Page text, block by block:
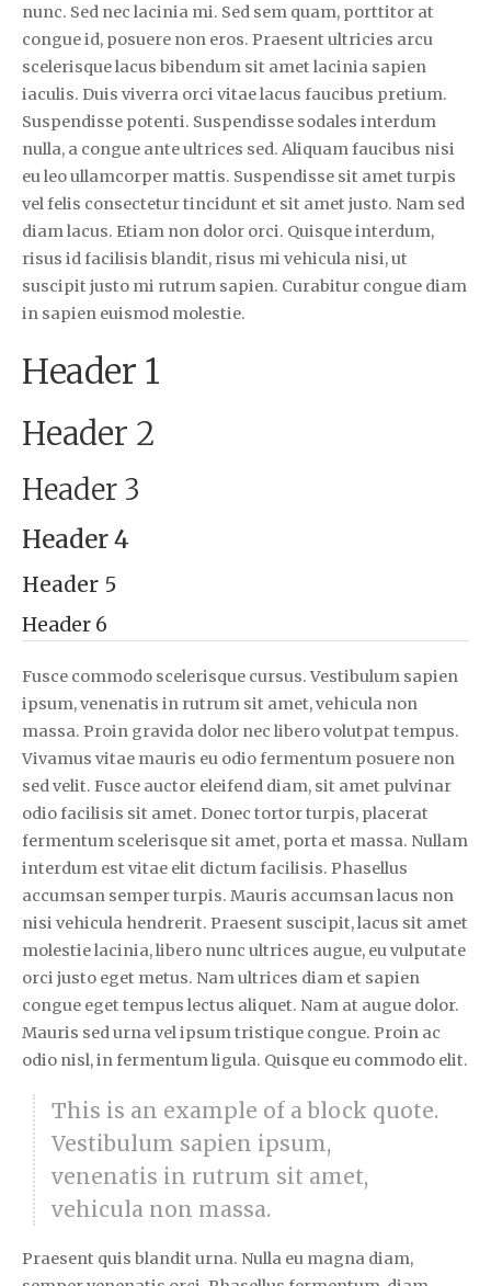
nunc. Sed nec lacinia mi. Sed sem quam, porttitor at
congue id, posuere non eros. Praesent ultricies arcu
scelerisque lacus bibendum sit amet lacinia sapien
iaculis. Duis viverra orci vitae lacus faucibus pretium.
Suspendisse potenti. Suspendisse sodales interdum
nulla, a congue ante ultrices sed. Aliquam faucibus nisi
eu leo ullamcorper mattis. Suspendisse sit amet turpis
vel felis consectetur tincidunt et sit amet justo. Nam sed
diam lacus. Etiam non dolor orci. Quisque interdum,
risus id facilisis blandit, risus mi vehicula nisi, ut
suscipit justo mi rutrum sapien. Curabitur congue diam
in sapien euismod molestie.
Header 1
Header 2
Header 3
Header 4
Header 5
Header 6
Fusce commodo scelerisque cursus. Vestibulum sapien
ipsum, venenatis in rutrum sit amet, vehicula non
massa. Proin gravida dolor nec libero volutpat tempus.
Vivamus vitae mauris eu odio fermentum posuere non
sed velit. Fusce auctor eleifend diam, sit amet pulvinar
odio facilisis sit amet. Donec tortor turpis, placerat
fermentum scelerisque sit amet, porta et massa. Nullam
interdum est vitae elit dictum facilisis. Phasellus
accumsan semper turpis. Mauris accumsan lacus non
nisi vehicula hendrerit. Praesent suscipit, lacus sit amet
molestie lacinia, libero nunc ultrices augue, eu vulputate
orci justo eget metus. Nam ultrices diam et sapien
congue eget tempus lectus aliquet. Nam at augue dolor.
Mauris sed urna vel ipsum tristique congue. Proin ac
odio nisl, in fermentum ligula. Quisque eu commodo elit.
This is an example of a block quote.
Vestibulum sapien ipsum,
venenatis in rutrum sit amet,
vehicula non massa.
Praesent quis blandit urna. Nulla eu magna diam,